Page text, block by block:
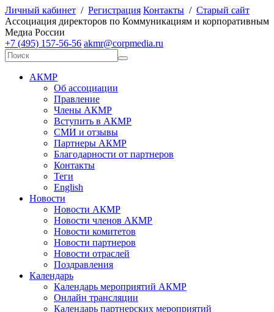
Личный кабинет / Регистрация Контакты / Старый сайт
Ассоциация директоров по Коммуникациям и корпоративным
Медиа России
+7 (495) 157-56-56 akmr@corpmedia.ru
АКМР
Об ассоциации
Правление
Члены АКМР
Вступить в АКМР
СМИ и отзывы
Партнеры АКМР
Благодарности от партнеров
Контакты
Теги
English
Новости
Новости АКМР
Новости членов АКМР
Новости комитетов
Новости партнеров
Новости отраслей
Поздравления
Календарь
Календарь мероприятий АКМР
Онлайн трансляции
Календарь партнерских мероприятий